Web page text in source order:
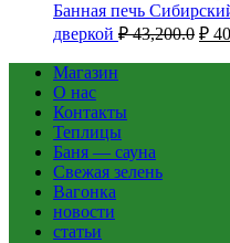
Банная печь
дверкой ₽43,200.0 ₽
Магазин
О нас
Контакты
Теплицы
Баня — сауна
Свежая зелень
Вагонка
новости
статьи